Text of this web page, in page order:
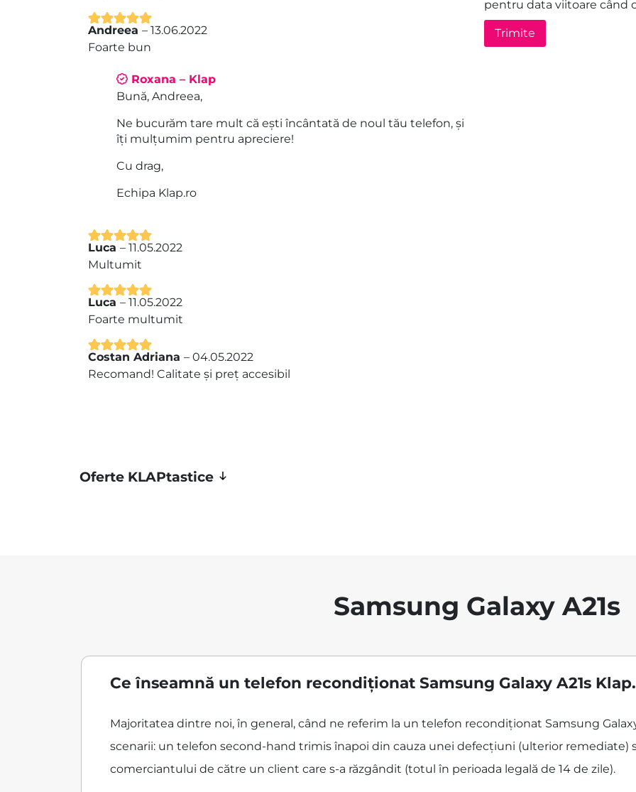
Evaluat la
din 5
Andreea – 13.06.2022
Foarte bun
Roxana – Klap
Bună, Andreea,
Ne bucurăm tare mult că ești încântată de noul tău telefon, și
îți mulțumim pentru apreciere!
Cu drag,
Echipa Klap.ro
Evaluat la5
din 5
Luca – 11.05.2022
Multumit
Evaluat la5
din 5
Luca – 11.05.2022
Foarte multumit
Evaluat la5
din 5
Costan Adriana – 04.05.2022
Recomand! Calitate și preț accesibil
pentru data viitoare când
Oferte KLAPtastice
Samsung Galaxy A21s
Ce înseamnă un telefon recondiționat Samsung Galaxy A21s
Majoritatea dintre noi, în general, când ne referim la un telefon recondiționat Samsung
scenarii: un telefon second-hand trimis înapoi din cauza unei defecțiuni (ulterior remediate)
comerciantului de către un client care s-a răzgândit (totul în perioada legală de 14 de zile).